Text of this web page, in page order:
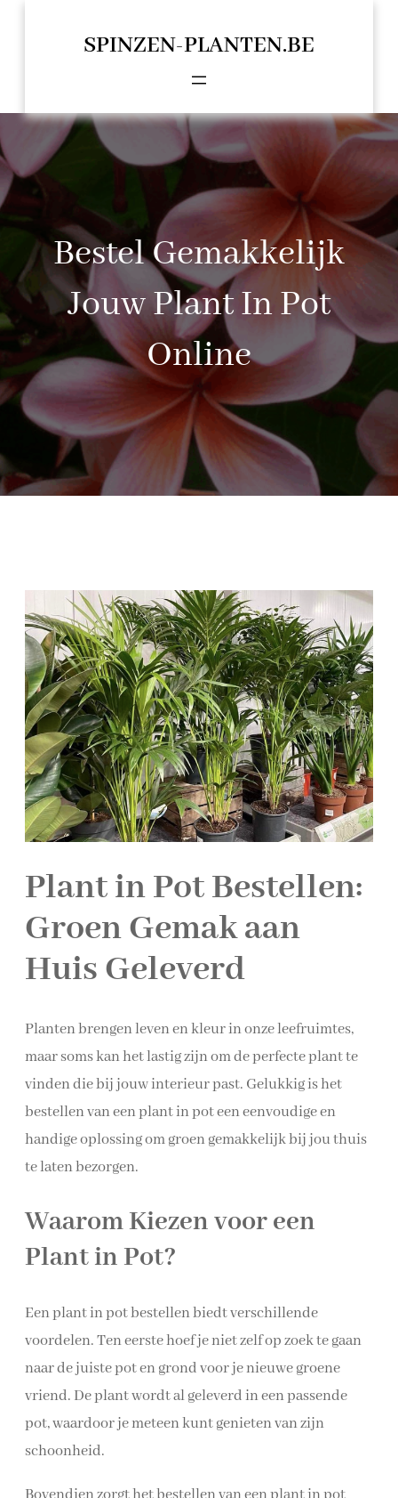
SPINZEN-PLANTEN.BE
Bestel Gemakkelijk
Jouw Plant In Pot
Online
Plant in Pot Bestellen:
Groen Gemak aan
Huis Geleverd
Planten brengen leven en kleur in onze leefruimtes,
maar soms kan het lastig zijn om de perfecte plant te
vinden die bij jouw interieur past. Gelukkig is het
bestellen van een plant in pot een eenvoudige en
handige oplossing om groen gemakkelijk bij jou thuis
te laten bezorgen.
Waarom Kiezen voor een
Plant in Pot?
Een plant in pot bestellen biedt verschillende
voordelen. Ten eerste hoef je niet zelf op zoek te gaan
naar de juiste pot en grond voor je nieuwe groene
vriend. De plant wordt al geleverd in een passende
pot, waardoor je meteen kunt genieten van zijn
schoonheid.